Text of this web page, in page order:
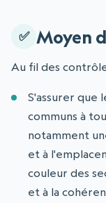
Moyen
Au fil des
S'assurer que
communs à
notamment
et à
couleur des
et à la